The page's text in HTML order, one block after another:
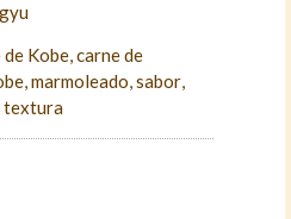
de Kobe,carne de
,marmoleado,sabor,
textura